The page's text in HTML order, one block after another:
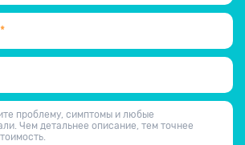
*
проблему, симптомы и любые
Чем детальнее описание, тем точнее